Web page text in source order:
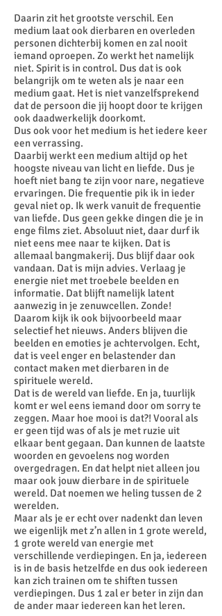
Daarin zit het grootste verschil. Een
medium laat ook dierbaren en overleden
personen dichterbij komen en zal nooit
iemand oproepen. Zo werkt het namelijk
niet. Spirit is in control. Dus dat is ook
belangrijk om te weten als je naar een
medium gaat. Het is niet vanzelfsprekend
dat de persoon die jij hoopt door te krijgen
ook daadwerkelijk doorkomt.
Dus ook voor het medium is het iedere keer
een verrassing.
Daarbij werkt een medium altijd op het
hoogste niveau van licht en liefde. Dus je
hoeft niet bang te zijn voor nare, negatieve
ervaringen. Die frequentie pik ik in ieder
geval niet op. Ik werk vanuit de frequentie
van liefde. Dus geen gekke dingen die je in
enge films ziet. Absoluut niet, daar durf ik
niet eens mee naar te kijken. Dat is
allemaal bangmakerij. Dus blijf daar ook
vandaan. Dat is mijn advies. Verlaag je
energie niet met troebele beelden en
informatie. Dat blijft namelijk latent
aanwezig in je zenuwcellen. Zonde!
Daarom kijk ik ook bijvoorbeeld maar
selectief het nieuws. Anders blijven die
beelden en emoties je achtervolgen. Echt,
dat is veel enger en belastender dan
contact maken met dierbaren in de
spirituele wereld.
Dat is de wereld van liefde. En ja, tuurlijk
komt er wel eens iemand door om sorry te
zeggen. Maar hoe mooi is dat?! Vooral als
er geen tijd was of als je met ruzie uit
elkaar bent gegaan. Dan kunnen de laatste
woorden en gevoelens nog worden
overgedragen. En dat helpt niet alleen jou
maar ook jouw dierbare in de spirituele
wereld. Dat noemen we heling tussen de 2
werelden.
Maar als je er echt over nadenkt dan leven
we eigenlijk met z’n allen in 1 grote wereld,
1 grote wereld van energie met
verschillende verdiepingen. En ja, iedereen
is in de basis hetzelfde en dus ook iedereen
kan zich trainen om te shiften tussen
verdiepingen. Dus 1 zal er beter in zijn dan
de ander maar iedereen kan het leren.